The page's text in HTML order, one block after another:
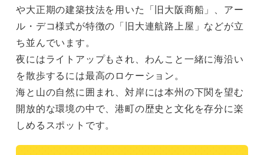
や大正期の建築技法を用いた「旧大阪商船」、アー
ル・デコ様式が特徴の「旧大連航路上屋」などが立
ち並んでいます。
夜にはライトアップもされ、わんこと一緒に海沿い
を散歩するには最高のロケーション。
海と山の自然に囲まれ、対岸には本州の下関を望む
開放的な環境の中で、港町の歴史と文化を存分に楽
しめるスポットです。